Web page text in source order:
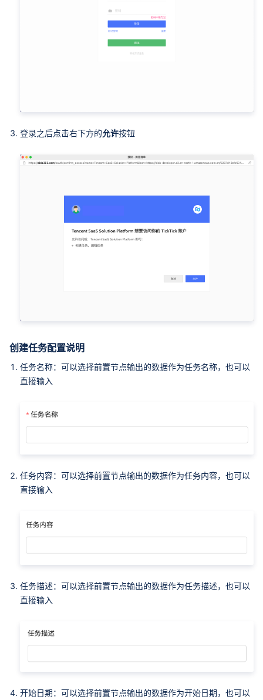
登录之后点击右下方的允许按钮
创建任务配置说明
任务名称：可以选择前置节点输出的数据作为任务名称，也可以
直接输入
任务内容：可以选择前置节点输出的数据作为任务内容，也可以
直接输入
任务描述：可以选择前置节点输出的数据作为任务描述，也可以
直接输入
开始日期：可以选择前置节点输出的数据作为开始日期，也可以